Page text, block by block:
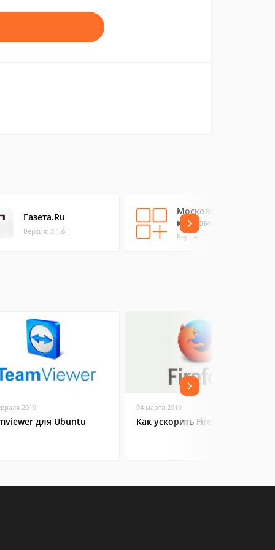
Газета.Ru
Версия: 3.1.6
Московский
комсомолец
Версия: 7.0.9
2019
для Ubuntu
04 марта 2019
Как ускорить Firefox